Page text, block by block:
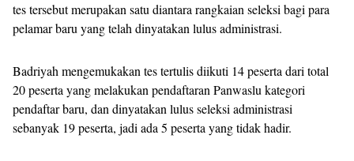
tes tersebut merupakan satu diantara rangkaian seleksi bagi para
pelamar baru yang telah dinyatakan lulus administrasi.
Badriyah mengemukakan tes tertulis diikuti 14 peserta dari total
20 peserta yang melakukan pendaftaran Panwaslu kategori
pendaftar baru, dan dinyatakan lulus seleksi administrasi
sebanyak 19 peserta, jadi ada 5 peserta yang tidak hadir.